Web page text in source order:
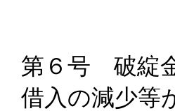
第６号 破綻
借入の減少等